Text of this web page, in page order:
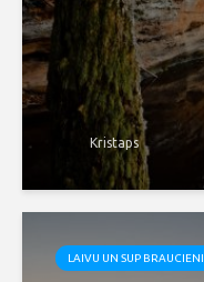
Kristaps
LAIVU UN SUP BRAUCIENI